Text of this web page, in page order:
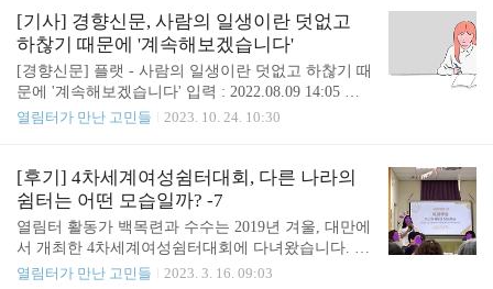
임’이 되어 공론장을 휘젓고 보편적 인식과 공감대를
파괴한다. 국민의힘 공청..
을 빕니다. 시사인 김다은 기자님과 진행한 열림터
활동가의 인터뷰 일부를 인용합니다. 기사 전문은 링
크를 통해 확인해주세요. 시사IN, 우울증갤러리에서
도대체 무슨 일이 벌어진 걸까 10대 여학생이 라이브
방송을 켜놓고 목숨을 끊었다. “우울증갤러리 접으시
고. 잘 사셔야 돼요.” 그의 마지막 말을 시작으로 우
온라인 커뮤니티 성범죄의 위험성이 수면 위로 떠올
랐다. 김다은 기자 입력 2023.05.24 12:34..
[기사] 경향신문, 사람의 일생이란 덧없고
하찮기 때문에 '계속해보겠습니다'
[경향신문] 플랫 - 사람의 일생이란 덧없고 하찮기 때
문에 '계속해보겠습니다' 입력 : 2022.08.09 14:05 수
정 : 2022.08.09 14:09 계속해보겠습니다 황정은 지음
그리고 푸름. 우리는 한국성폭력상담소 부설 열림터
글쓰기 수업에서 만나 봄을 함께 보냈지요. 혹시 눈
치챘나요? 청소년 학인과 하는 수업이 처음이었고 비
자발적 프로그램이라서 제가 긴장을 잔뜩 했거든요.
만약에 둘 다 쓰기 싫다고 하면 어쩌지, 내가 잘할 수
있을까. 걱정을 그림자처럼 달고 강의실에 도착했는
열림터가 만난 고민들 2023. 10. 24. 10:30
[후기] 4차세계여성쉼터대회, 다른 나라의
쉼터는 어떤 모습일까? -7
열림터 활동가 백목련과 수수는 2019년 겨울, 대만에
서 개최한 4차세계여성쉼터대회에 다녀왔습니다. 지
난 후기에서는 '스터디투어' 후기를 올릴 거라 예고했
열림터가 만난 고민들 2023. 3. 16. 09:03